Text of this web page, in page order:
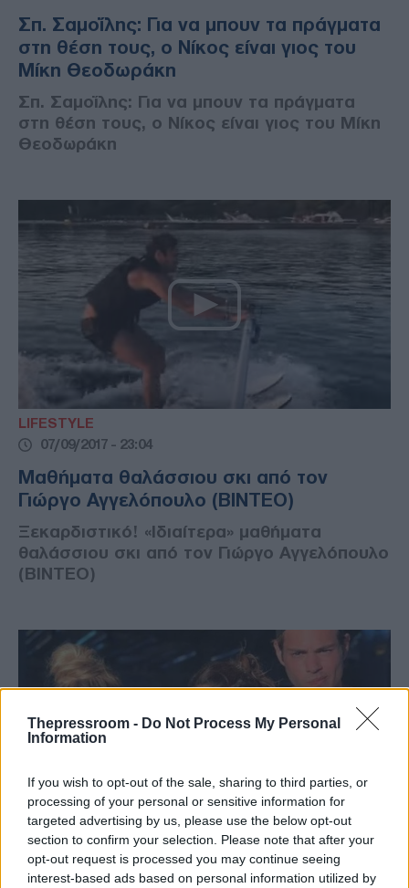
Thepressroom - Do Not Process My Personal
Information
If you wish to opt-out of the sale, sharing to third parties, or
processing of your personal or sensitive information for
targeted advertising by us, please use the below opt-out
section to confirm your selection. Please note that after your
opt-out request is processed you may continue seeing
interest-based ads based on personal information utilized by
Σπ. Σαμοΐλης: Για να μπουν τα πράγματα
στη θέση τους, ο Νίκος είναι γιος του
Μίκη Θεοδωράκη
Σπ. Σαμοΐλης: Για να μπουν τα πράγματα
στη θέση τους, ο Νίκος είναι γιος του Μίκη
Θεοδωράκη
LIFESTYLE
07/09/2017 - 23:04
Μαθήματα θαλάσσιου σκι από τον
Γιώργο Αγγελόπουλο (ΒΙΝΤΕΟ)
Ξεκαρδιστικό! «Ιδιαίτερα» μαθήματα
θαλάσσιου σκι από τον Γιώργο Αγγελόπουλο
(ΒΙΝΤΕΟ)
LIFESTYLE
14/07/2017 - 23:53